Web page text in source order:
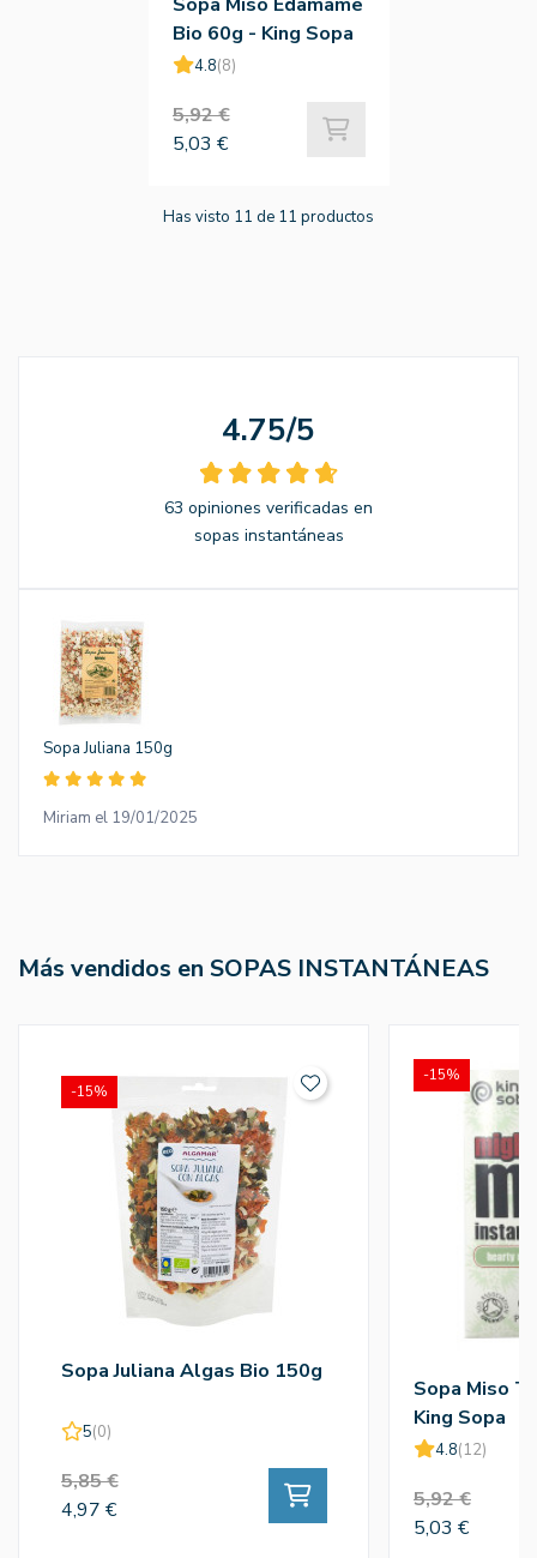
Bio 60g - King Sopa
4.8(8)
5,92 €
5,03 €
Has visto 11 de 11 productos
4.75/5
63 opiniones verificadas en
sopas instantáneas
Sopa Juliana 150g
Miriam el 19/01/2025
Más vendidos en SOPAS INSTANTÁNEAS
Sopa Juliana Algas Bio 150g
5(0)
5,85 €
4,97 €
-15%
Sopa Miso
King Sopa
4.8(12)
5,92 €
5,03 €
-15%